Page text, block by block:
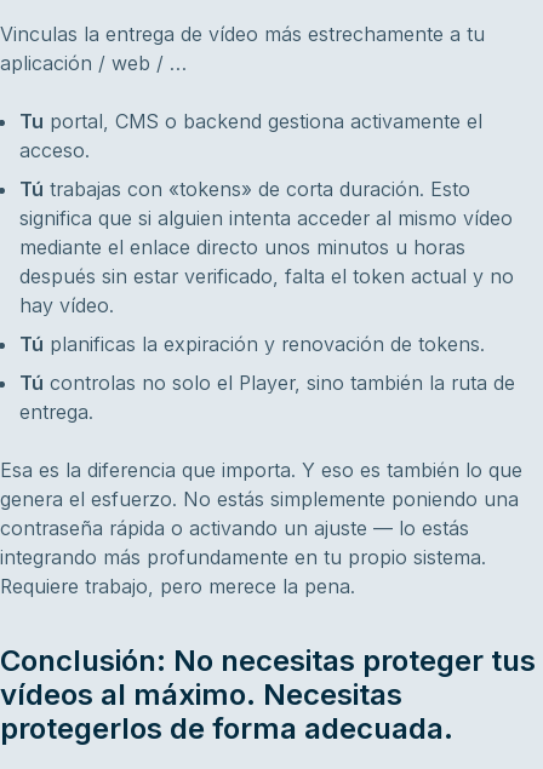
Vinculas la entrega de vídeo más estrechamente a tu
aplicación / web / …
Tu portal, CMS o backend gestiona activamente el
acceso.
Tú trabajas con «tokens» de corta duración. Esto
significa que si alguien intenta acceder al mismo vídeo
mediante el enlace directo unos minutos u horas
después sin estar verificado, falta el token actual y no
hay vídeo.
Tú planificas la expiración y renovación de tokens.
Tú controlas no solo el Player, sino también la ruta de
entrega.
Esa es la diferencia que importa. Y eso es también lo que
genera el esfuerzo. No estás simplemente poniendo una
contraseña rápida o activando un ajuste — lo estás
integrando más profundamente en tu propio sistema.
Requiere trabajo, pero merece la pena.
Conclusión: No necesitas proteger tus
vídeos al máximo. Necesitas
protegerlos de forma adecuada.